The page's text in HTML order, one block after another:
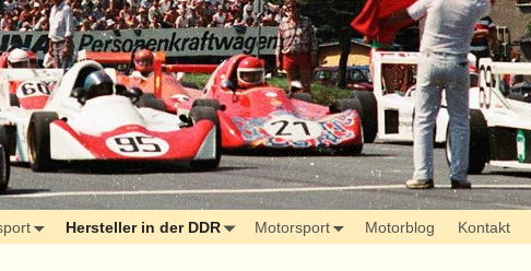
Hersteller in der DDR Motorsport Motorblog Kontakt